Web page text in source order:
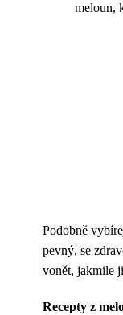
meloun,
Podobně
pevný, se
vonět, jakmile
Recepty z